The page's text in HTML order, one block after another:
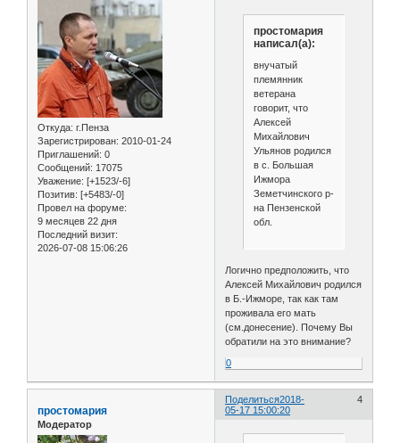
Откуда: г.Пенза
Зарегистрирован: 2010-01-24
Приглашений: 0
Сообщений: 17075
Уважение: [+1523/-6]
Позитив: [+5483/-0]
Провел на форуме:
9 месяцев 22 дня
Последний визит:
2026-07-08 15:06:26
простомария
написал(а):
внучатый
племянник
ветерана
говорит, что
Алексей
Михайлович
Ульянов родился
в с. Большая
Ижмора
Земетчинского р-
на Пензенской
обл.
Логично предположить, что
Алексей Михайлович родился
в Б.-Ижморе, так как там
проживала его мать
(см.донесение). Почему Вы
обратили на это внимание?
0
Поделиться 4
2018-
05-17 15:00:20
простомария
Модератор